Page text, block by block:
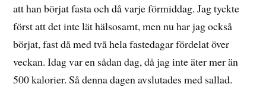
att han börjat fasta och då varje förmiddag. Jag tyckte
först att det inte lät hälsosamt, men nu har jag också
börjat, fast då med två hela fastedagar fördelat över
veckan. Idag var en sådan dag, då jag inte äter mer än
500 kalorier. Så denna dagen avslutades med sallad.